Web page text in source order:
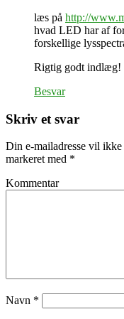
læs på http://
hvad LED har af
forskellige
Rigtig godt indlæg!
Besvar
Skriv et svar
Din e-mailadresse vil
markeret med *
Kommentar
Navn *